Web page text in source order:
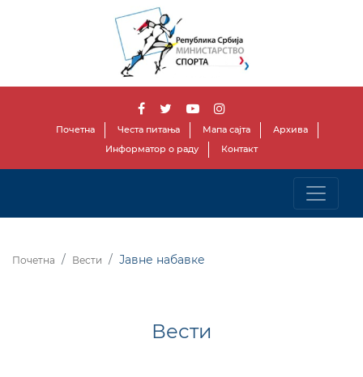
Почетна Честа питања Мапа сајта
Архива
Информатор о раду
Контакт
Почетна Вести Јавне набавке
Вести